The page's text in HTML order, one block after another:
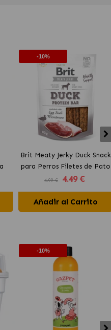
-10%
Brit Meaty Jerky Duck Snack
para Perros Filetes de Pato
4.99 € 4.49 €
Añadir al Carrito
-10%